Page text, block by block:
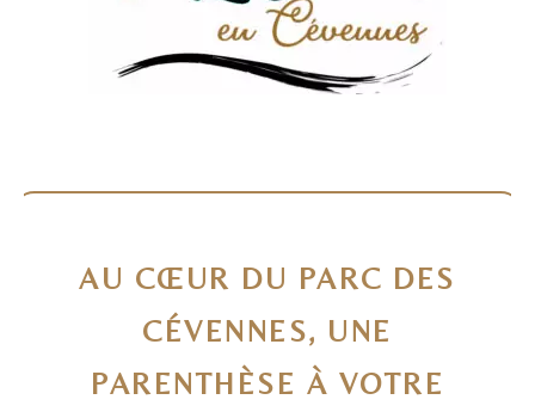
AU CŒUR DU PARC DES
CÉVENNES, UNE
PARENTHÈSE À VOTRE